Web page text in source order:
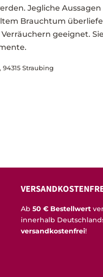
Jegliche Aussagen
Brauchtum
geeignet.
Straubing
Ab 50 € Bestellwert
innerhalb
versandkostenfrei!